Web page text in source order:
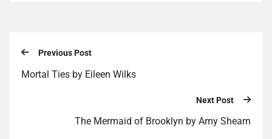
Previous Post
Mortal Ties by Eileen Wilks
Next Post
The Mermaid of Brooklyn by Amy Shearn